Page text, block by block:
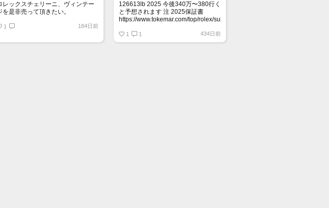
レックスチェリーニ、ヴィンテー
を是非売って頂きたい。
1 184日前
126613lb 2025 今後340万〜380行く
と予想されます 注 2025保証書
https://www.tokemar.com/top/rolex/submariner/166613lb-
マジ上がる予想しかない
1 1 434日前